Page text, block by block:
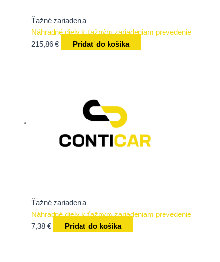
Ťažné zariadenia
Náhradné diely k ťažným zariadeniam prevedenie
215,86 € Pridať do košíka
Ťažné zariadenia
Náhradné diely k ťažným zariadeniam prevedenie
7,38 € Pridať do košíka